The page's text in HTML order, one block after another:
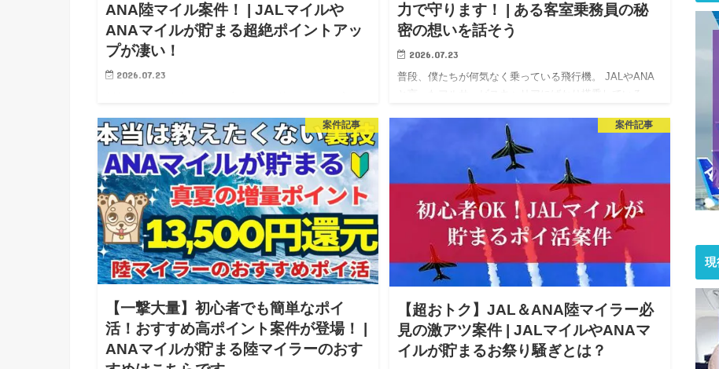
ANA陸マイル案件！ | JALマイルや
ANAマイルが貯まる超絶ポイントアッ
プが凄い！
2026.07.23
ッピーで「外為どっとコム」の超絶ポイントアップが始
まりました。この案件はモッピーで超大型ポイントアッ
プとなってい…
力で守ります！ | ある客室乗務員の秘
密の想いを話そう
2026.07.23
普段、僕たちが何気なく乗っている飛行機。 JALやANA
と言ったフルサービスキャリアにばかり搭乗している
は…飛行機内の清潔感についてだ。 最近ではLCCには乗
案件記事
【一撃大量】初心者でも簡単なポイ
活！おすすめ高ポイント案件が登場！ |
ANAマイルが貯まる陸マイラーのおす
案件記事
【超おトク】JAL＆ANA陸マイラー必
見の激アツ案件 | JALマイルやANAマ
イルが貯まるお祭り騒ぎとは？
現